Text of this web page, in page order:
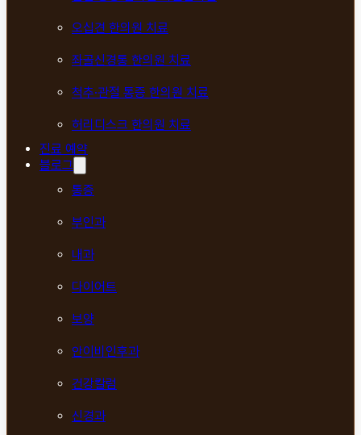
오십견 한의원 치료
좌골신경통 한의원 치료
척추·관절 통증 한의원 치료
허리디스크 한의원 치료
진료 예약
블로그
통증
부인과
내과
다이어트
보양
안이비인후과
건강칼럼
신경과